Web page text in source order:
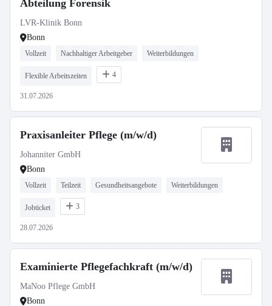
Abteilung Forensik
LVR-Klinik Bonn
Bonn
Vollzeit Nachhaltiger Arbeitgeber Weiterbildungen
Flexible Arbeitszeiten 4
31.07.2026
Praxisanleiter Pflege (m/w/d)
Johanniter GmbH
Bonn
Vollzeit Teilzeit Gesundheitsangebote Weiterbildungen
Jobticket 3
28.07.2026
Examinierte Pflegefachkraft (m/w/d)
MaNoo Pflege GmbH
Bonn